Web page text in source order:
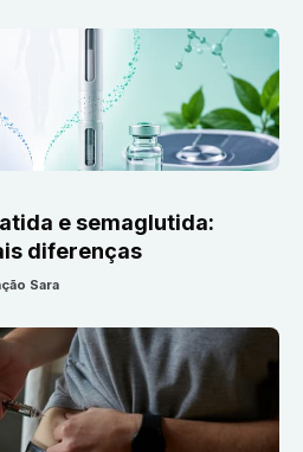
e semaglutida:
diferenças
Sara